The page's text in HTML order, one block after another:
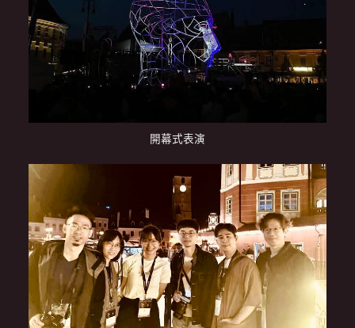
開幕式表演